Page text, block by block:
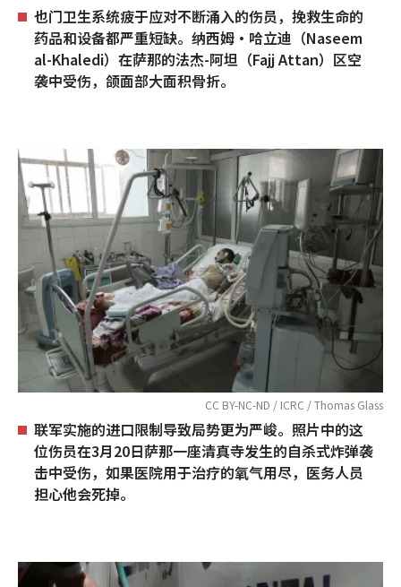
也门卫生系统疲于应对不断涌入的伤员，挽救生命的
药品和设备都严重短缺。纳西姆•哈立迪（Naseem
al-Khaledi）在萨那的法杰-阿坦（Fajj Attan）区空
袭中受伤，颌面部大面积骨折。
CC BY-NC-ND / ICRC / Thomas Glass
联军实施的进口限制导致局势更为严峻。照片中的这
位伤员在3月20日萨那一座清真寺发生的自杀式炸弹袭
击中受伤，如果医院用于治疗的氧气用尽，医务人员
担心他会死掉。